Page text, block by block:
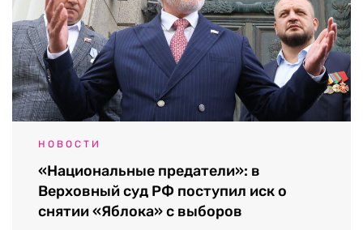
НОВОСТИ
«Национальные предатели»: в
Верховный суд РФ поступил иск о
снятии «Яблока» с выборов